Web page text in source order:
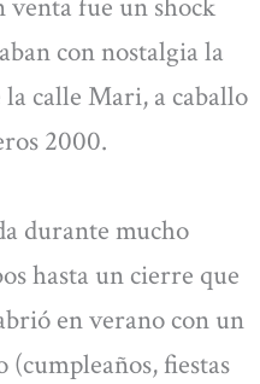
venta fue un shock
con nostalgia la
la calle Mari, a caballo
2000.
durante mucho
hasta un cierre que
en verano con un
fiestas